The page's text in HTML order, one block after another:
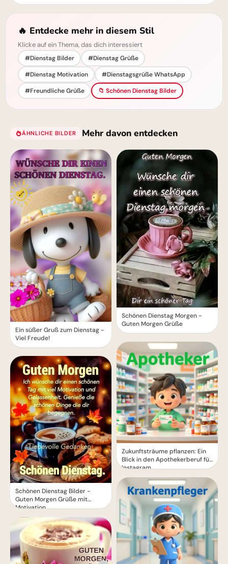
🔥 Entdecke mehr in diesem Stil
Klicke auf ein Thema, das dich interessiert
#Dienstag Bilder
#Dienstag Grüße
#Dienstag Motivation
#Dienstagsgrüße WhatsApp
#Freundliche Grüße
📁 Schönen Dienstag Bilder
ÄHNLICHE BILDER Mehr davon entdecken
Ein süßer Gruß zum Dienstag -
Viel Freude!
Schönen Dienstag Bilder -
Guten Morgen Grüße mit
Motivation
Schönen Dienstag Morgen -
Guten Morgen Grüße
Zukunftsträume pflanzen: Ein
Blick in den Apothekerberuf für
Instagram